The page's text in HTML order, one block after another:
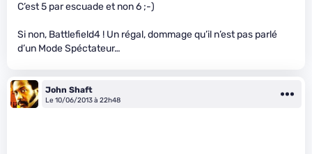
C’est 5 par escuade et non 6 ;-)
Si non, Battlefield4 ! Un régal, dommage qu’il n’est pas parlé
d’un Mode Spéctateur…
John Shaft
Le 10/06/2013 à 22h48